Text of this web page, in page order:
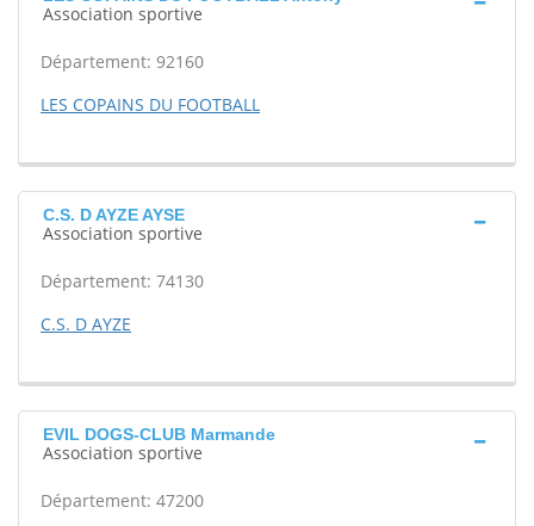
Association sportive
Département: 92160
LES COPAINS DU FOOTBALL
C.S. D AYZE AYSE
Association sportive
Département: 74130
C.S. D AYZE
EVIL DOGS-CLUB Marmande
Association sportive
Département: 47200